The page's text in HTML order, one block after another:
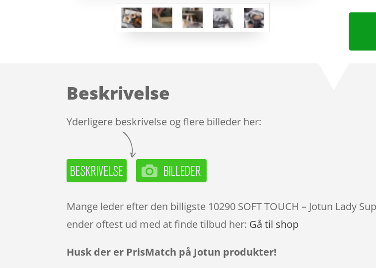
Beskrivelse
Yderligere beskrivelse og flere billeder her:
Mange leder efter den billigste 10290 SOFT TOUCH – Jotun Lady
ender oftest ud med at finde tilbud her: Gå til shop
Husk der er PrisMatch på Jotun produkter!